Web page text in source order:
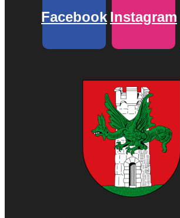
Facebook Instagram